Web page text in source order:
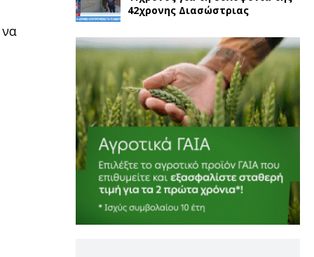
να
42χρονης Διασώστριας